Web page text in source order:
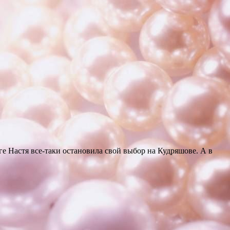
все-таки остановила свой выбор на Кудряшове. А в